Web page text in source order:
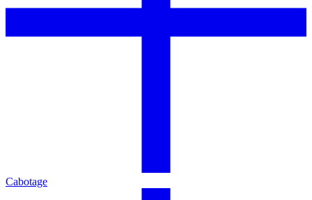
Cabotage